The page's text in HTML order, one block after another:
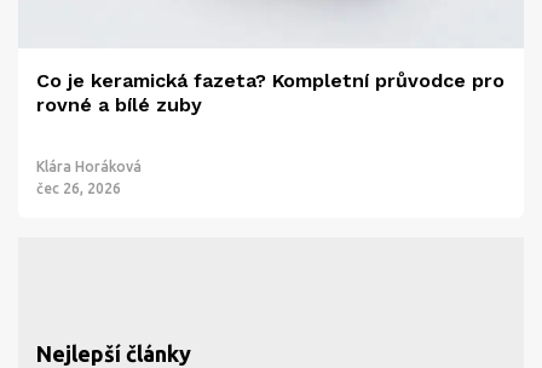
Co je keramická fazeta? Kompletní průvodce pro
rovné a bílé zuby
Klára Horáková
čec 26, 2026
Nejlepší články